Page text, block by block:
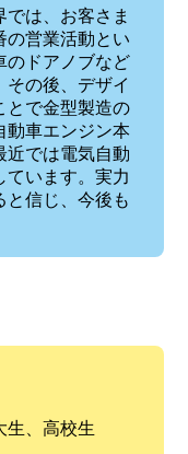
は、お客さま
の営業活動とい
のドアノブなど
の後、デザイ
とで金型製造の
動車エンジン本
近では電気自動
ています。実力
と信じ、今後も
生、高校生